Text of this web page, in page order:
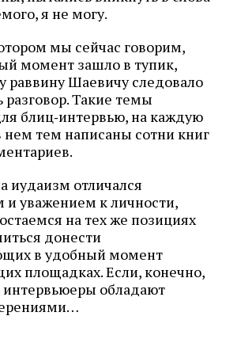
я не могу.
мы сейчас говорим,
момент зашло в тупик,
раввину Шаевичу следовало
разговор. Такие темы
блиц‑интервью, на каждую
тем написаны сотни книг
иудаизм отличался
и уважением к личности,
на тех же позициях
донести
в удобный момент
площадках. Если, конечно,
интервьюеры обладают